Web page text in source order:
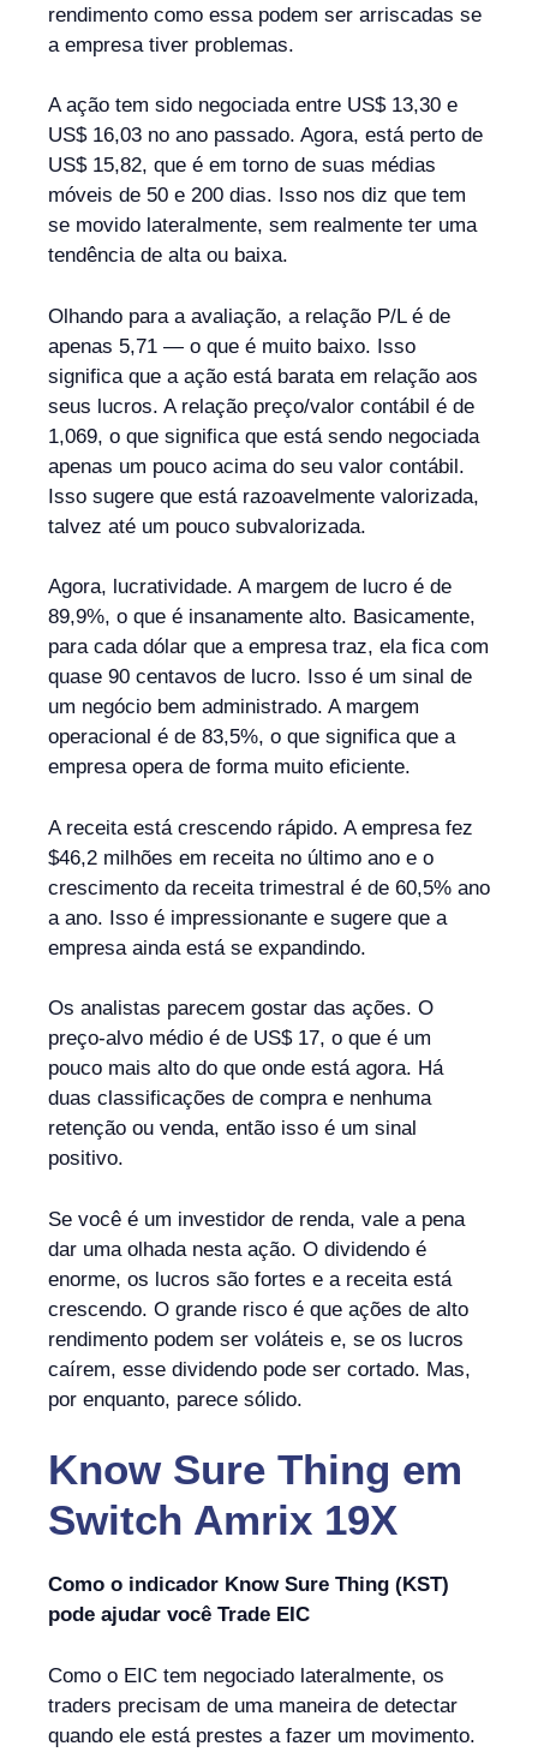
rendimento como essa podem ser arriscadas se
a empresa tiver problemas.
A ação tem sido negociada entre US$ 13,30 e
US$ 16,03 no ano passado. Agora, está perto de
US$ 15,82, que é em torno de suas médias
móveis de 50 e 200 dias. Isso nos diz que tem
se movido lateralmente, sem realmente ter uma
tendência de alta ou baixa.
Olhando para a avaliação, a relação P/L é de
apenas 5,71 — o que é muito baixo. Isso
significa que a ação está barata em relação aos
seus lucros. A relação preço/valor contábil é de
1,069, o que significa que está sendo negociada
apenas um pouco acima do seu valor contábil.
Isso sugere que está razoavelmente valorizada,
talvez até um pouco subvalorizada.
Agora, lucratividade. A margem de lucro é de
89,9%, o que é insanamente alto. Basicamente,
para cada dólar que a empresa traz, ela fica com
quase 90 centavos de lucro. Isso é um sinal de
um negócio bem administrado. A margem
operacional é de 83,5%, o que significa que a
empresa opera de forma muito eficiente.
A receita está crescendo rápido. A empresa fez
$46,2 milhões em receita no último ano e o
crescimento da receita trimestral é de 60,5% ano
a ano. Isso é impressionante e sugere que a
empresa ainda está se expandindo.
Os analistas parecem gostar das ações. O
preço-alvo médio é de US$ 17, o que é um
pouco mais alto do que onde está agora. Há
duas classificações de compra e nenhuma
retenção ou venda, então isso é um sinal
positivo.
Se você é um investidor de renda, vale a pena
dar uma olhada nesta ação. O dividendo é
enorme, os lucros são fortes e a receita está
crescendo. O grande risco é que ações de alto
rendimento podem ser voláteis e, se os lucros
caírem, esse dividendo pode ser cortado. Mas,
por enquanto, parece sólido.
Know Sure Thing em
Switch Amrix 19X
Como o indicador Know Sure Thing (KST)
pode ajudar você Trade EIC
Como o EIC tem negociado lateralmente, os
traders precisam de uma maneira de detectar
quando ele está prestes a fazer um movimento.